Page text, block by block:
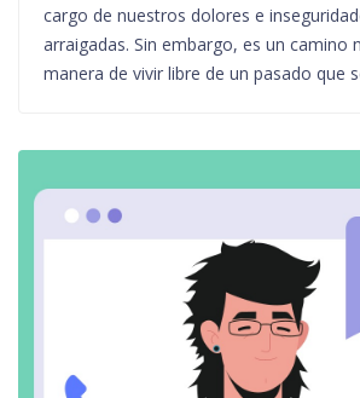
cargo de nuestros dolores e
arraigadas. Sin embargo, es un camino
manera de vivir libre de un pasado que